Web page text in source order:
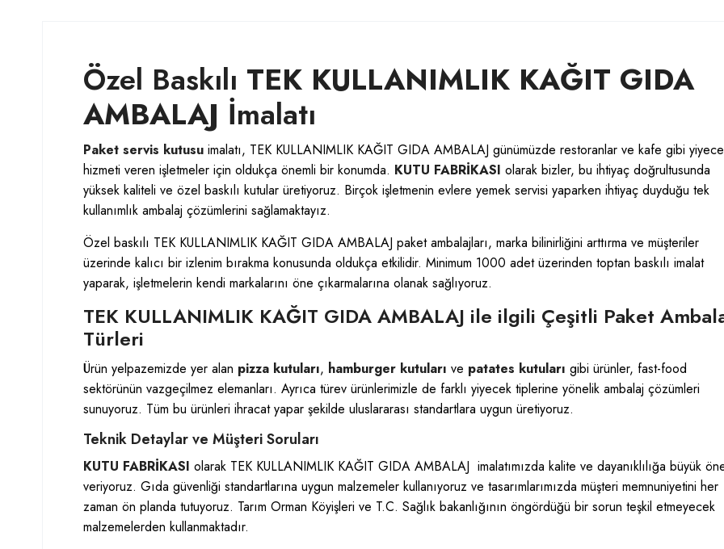
Özel Baskılı TEK KULLANIMLIK KAĞIT GIDA
AMBALAJ İmalatı
Paket servis kutusu imalatı, TEK KULLANIMLIK KAĞIT GIDA AMBALAJ günümüzde restoranlar ve kafe gibi
hizmeti veren işletmeler için oldukça önemli bir konumda. KUTU FABRİKASI olarak bizler, bu ihtiyaç doğrultusunda
yüksek kaliteli ve özel baskılı kutular üretiyoruz. Birçok işletmenin evlere yemek servisi yaparken ihtiyaç duyduğu tek
kullanımlık ambalaj çözümlerini sağlamaktayız.
Özel baskılı TEK KULLANIMLIK KAĞIT GIDA AMBALAJ paket ambalajları, marka bilinirliğini arttırma ve müşteriler
üzerinde kalıcı bir izlenim bırakma konusunda oldukça etkilidir. Minimum 1000 adet üzerinden toptan baskılı imalat
yaparak, işletmelerin kendi markalarını öne çıkarmalarına olanak sağlıyoruz.
TEK KULLANIMLIK KAĞIT GIDA AMBALAJ ile ilgili Çeşitli Paket
Türleri
Ürün yelpazemizde yer alan pizza kutuları, hamburger kutuları ve patates kutuları gibi ürünler, fast-food
sektörünün vazgeçilmez elemanları. Ayrıca türev ürünlerimizle de farklı yiyecek tiplerine yönelik ambalaj çözümleri
sunuyoruz. Tüm bu ürünleri ihracat yapar şekilde uluslararası standartlara uygun üretiyoruz.
Teknik Detaylar ve Müşteri Soruları
KUTU FABRİKASI olarak TEK KULLANIMLIK KAĞIT GIDA AMBALAJ imalatımızda kalite ve dayanıklılığa büyük
veriyoruz. Gıda güvenliği standartlarına uygun malzemeler kullanıyoruz ve tasarımlarımızda müşteri memnuniyetini her
zaman ön planda tutuyoruz. Tarım Orman Köyişleri ve T.C. Sağlık bakanlığının öngördüğü bir sorun teşkil etmeyecek
malzemelerden kullanmaktadır.